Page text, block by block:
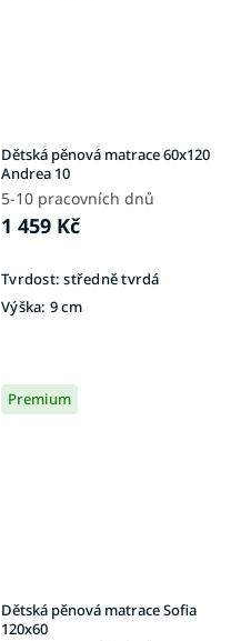
Dětská pěnová matrace 60x120
Andrea 10
5-10 pracovních dnů
1 459 Kč
Tvrdost: středně tvrdá
Výška: 9 cm
Premium
Dětská pěnová matrace Sofia
120x60